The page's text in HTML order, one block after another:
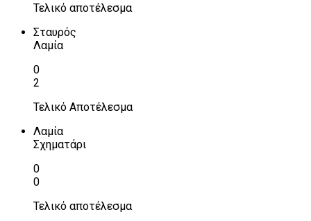
Τελικό αποτέλεσμα
Σταυρός
Λαμία
0
2
Τελικό Αποτέλεσμα
Λαμία
Σχηματάρι
0
0
Τελικό αποτέλεσμα